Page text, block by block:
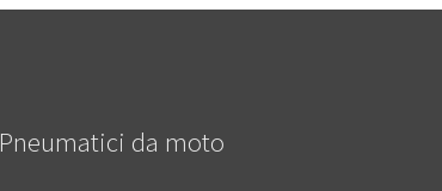
Pneumatici da moto